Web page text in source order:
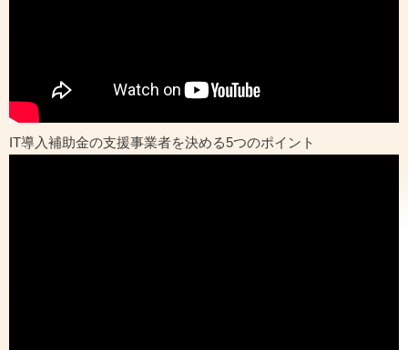
IT導入補助金の支援事業者を決める5つのポイント